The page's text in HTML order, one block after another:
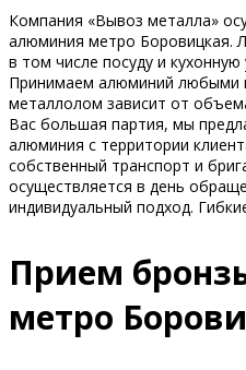
Компания «Вывоз металла»
алюминия метро Боровицкая.
в том числе посуду и
Принимаем алюминий любыми
металлолом зависит от
Вас большая партия, мы
алюминия с территории
собственный транспорт и
осуществляется в день
индивидуальный подход.
Прием
метро